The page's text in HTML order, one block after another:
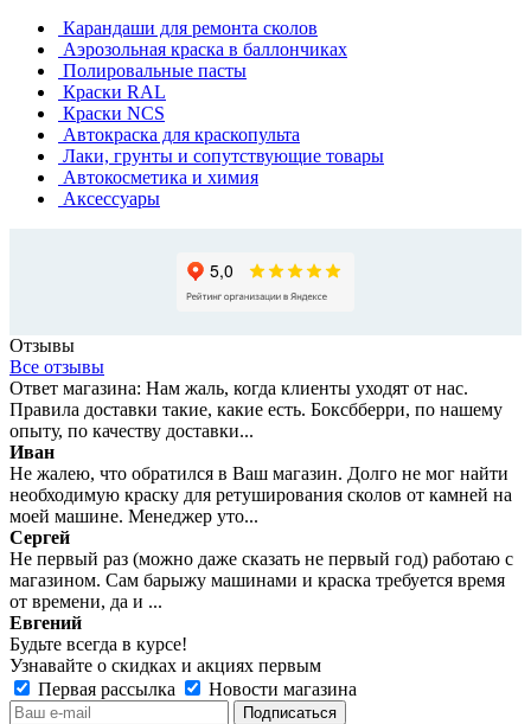
Карандаши для ремонта сколов
Аэрозольная краска в баллончиках
Полировальные пасты
Краски RAL
Краски NCS
Автокраска для краскопульта
Лаки, грунты и сопутствующие товары
Автокосметика и химия
Аксессуары
Отзывы
Все отзывы
Ответ магазина: Нам жаль, когда клиенты уходят от нас.
Правила доставки такие, какие есть. Боксбберри, по нашему
опыту, по качеству доставки...
Иван
Не жалею, что обратился в Ваш магазин. Долго не мог найти
необходимую краску для ретуширования сколов от камней на
моей машине. Менеджер уто...
Сергей
Не первый раз (можно даже сказать не первый год) работаю с
магазином. Сам барыжу машинами и краска требуется время
от времени, да и ...
Евгений
Будьте всегда в курсе!
Узнавайте о скидках и акциях первым
Первая рассылка
Новости магазина